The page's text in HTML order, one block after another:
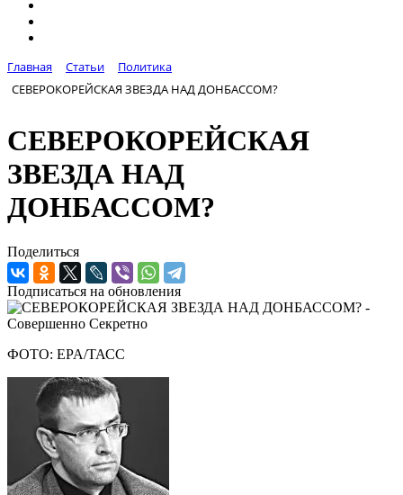
Главная Статьи
Политика
СЕВЕРОКОРЕЙСКАЯ ЗВЕЗДА НАД ДОНБАССОМ?
СЕВЕРОКОРЕЙСКАЯ
ЗВЕЗДА НАД
ДОНБАССОМ?
Поделиться
Подписаться на обновления
ФОТО: EPA/ТАСС